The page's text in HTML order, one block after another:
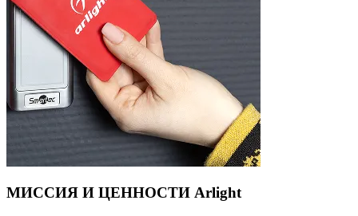
МИССИЯ И ЦЕННОСТИ Arlight